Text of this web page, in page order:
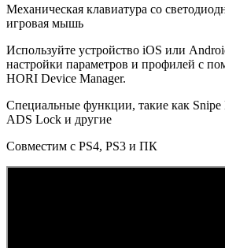
Механическая клавиатура со
игровая мышь
Используйте устройство iOS или
настройки параметров и профилей с
HORI Device Manager.
Специальные функции, такие как
ADS Lock и другие
Совместим с PS4, PS3 и ПК